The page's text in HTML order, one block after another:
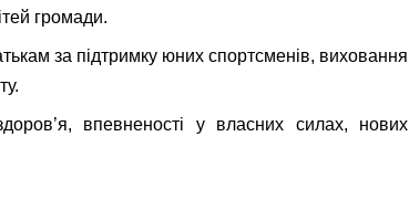
громади.
за підтримку юних спортсменів, виховання
впевненості у власних силах, нових